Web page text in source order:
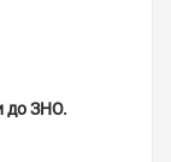
до ЗНО.